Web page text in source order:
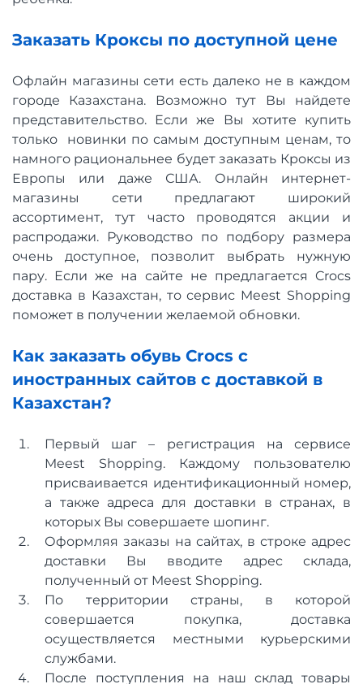
Заказать Кроксы по доступной цене
Офлайн магазины сети есть далеко не в каждом
городе Казахстана. Возможно тут Вы найдете
представительство. Если же Вы хотите купить
только новинки по самым доступным ценам, то
намного рациональнее будет заказать Кроксы из
Европы или даже США. Онлайн интернет-
магазины сети предлагают широкий
ассортимент, тут часто проводятся акции и
распродажи. Руководство по подбору размера
очень доступное, позволит выбрать нужную
пару. Если же на сайте не предлагается Crocs
доставка в Казахстан, то сервис Meest Shopping
поможет в получении желаемой обновки.
Как заказать обувь Crocs с
иностранных сайтов с доставкой в
Казахстан?
Первый шаг – регистрация на сервисе
Meest Shopping. Каждому пользователю
присваивается идентификационный номер,
а также адреса для доставки в странах, в
которых Вы совершаете шопинг.
Оформляя заказы на сайтах, в строке адрес
доставки Вы вводите адрес склада,
полученный от Meest Shopping.
По территории страны, в которой
совершается покупка, доставка
осуществляется местными курьерскими
службами.
После поступления на наш склад товары